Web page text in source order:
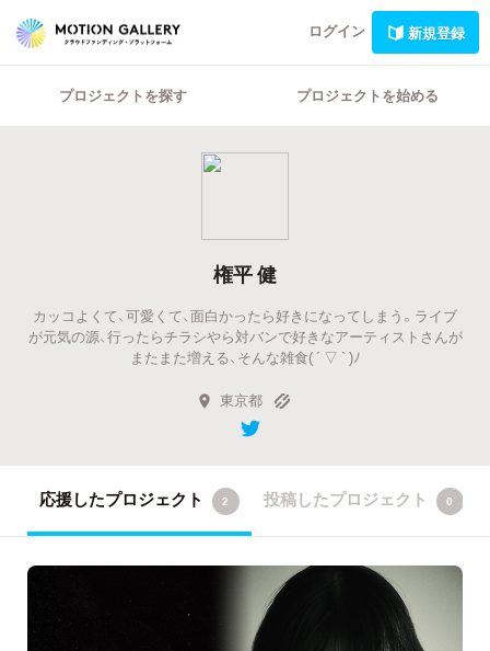
ログイン 新規登録
プロジェクトを探す プロジェクトを始める
権平 健
カッコよくて、可愛くて、面白かったら好きになってしまう。ライブ
が元気の源、行ったらチラシやら対バンで好きなアーティストさんが
またまた増える、そんな雑食( ´ ▽ ` )ﾉ
東京都
応援したプロジェクト 2 投稿したプロジェクト 0